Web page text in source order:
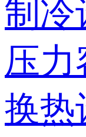
制冷
压力
换热